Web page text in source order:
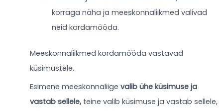
korraga näha ja meeskonnaliikmed valivad
neid kordamööda.
Meeskonnaliikmed kordamööda vastavad
küsimustele.
Esimene meeskonnaliige valib ühe küsimuse ja
vastab sellele, teine valib küsimuse ja vastab sellele,